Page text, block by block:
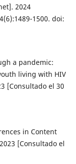
2024
1500. doi:
a pandemic:
living with HIV
[Consultado el 30
in Content
[Consultado el